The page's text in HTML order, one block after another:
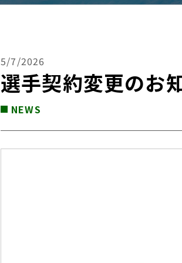
5/7/2026
選手契約変更のお
NEWS